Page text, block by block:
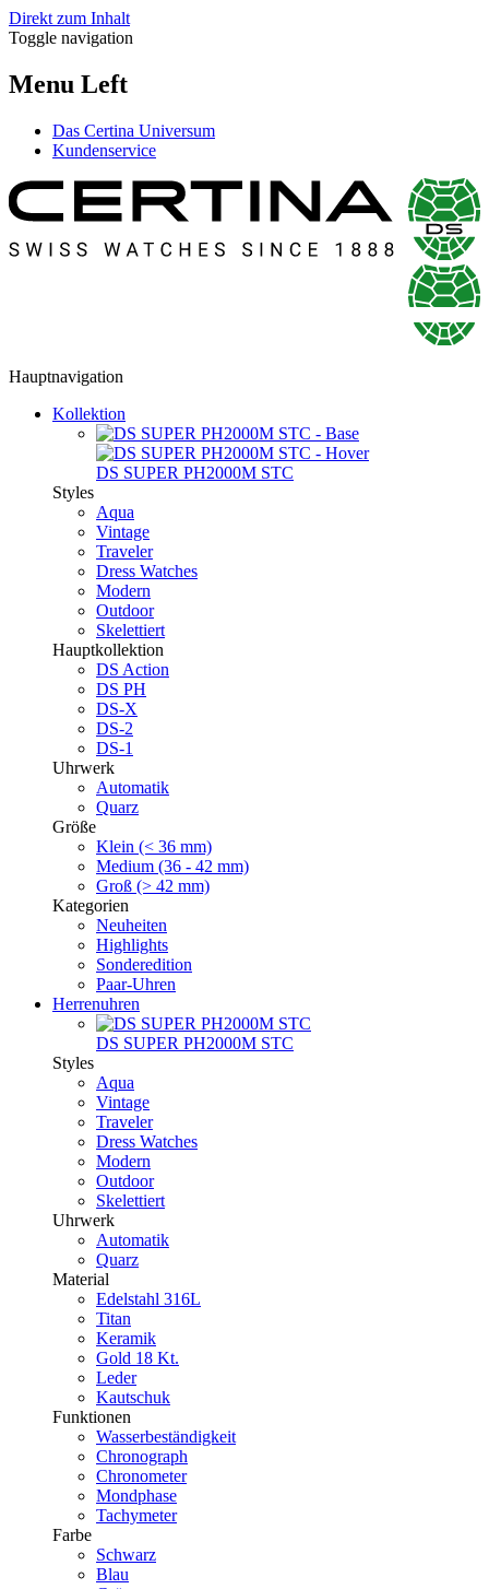
Direkt zum Inhalt
Toggle navigation
Menu Left
Das Certina Universum
Kundenservice
Hauptnavigation
Kollektion
DS SUPER PH2000M STC
Styles
Aqua
Vintage
Traveler
Dress Watches
Modern
Outdoor
Skelettiert
Hauptkollektion
DS Action
DS PH
DS-X
DS-2
DS-1
Uhrwerk
Automatik
Quarz
Größe
Klein (< 36 mm)
Medium (36 - 42 mm)
Groß (> 42 mm)
Kategorien
Neuheiten
Highlights
Sonderedition
Paar-Uhren
Herrenuhren
DS SUPER PH2000M STC
Styles
Aqua
Vintage
Traveler
Dress Watches
Modern
Outdoor
Skelettiert
Uhrwerk
Automatik
Quarz
Material
Edelstahl 316L
Titan
Keramik
Gold 18 Kt.
Leder
Kautschuk
Funktionen
Wasserbeständigkeit
Chronograph
Chronometer
Mondphase
Tachymeter
Farbe
Schwarz
Blau